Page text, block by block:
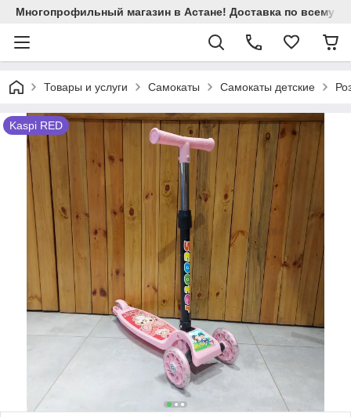
Многопрофильный магазин в Астане! Доставка по всему
Товары и услуги Самокаты Самокаты детские
Kaspi RED